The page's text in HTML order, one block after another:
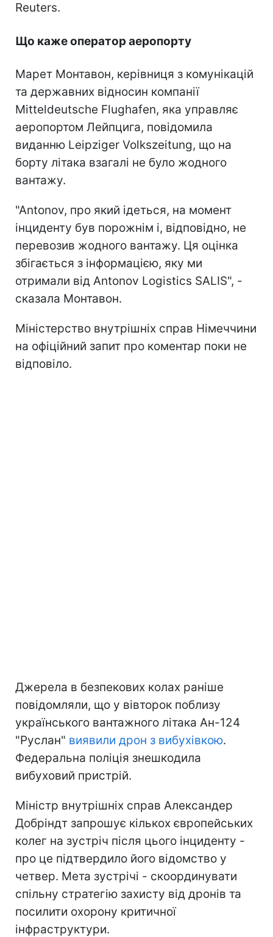
Reuters.
Що каже оператор аеропорту
Марет Монтавон, керівниця з комунікацій
та державних відносин компанії
Mitteldeutsche Flughafen, яка управляє
аеропортом Лейпцига, повідомила
виданню Leipziger Volkszeitung, що на
борту літака взагалі не було жодного
вантажу.
"Antonov, про який ідеться, на момент
інциденту був порожнім і, відповідно, не
перевозив жодного вантажу. Ця оцінка
збігається з інформацією, яку ми
отримали від Antonov Logistics SALIS", -
сказала Монтавон.
Міністерство внутрішніх справ Німеччини
на офіційний запит про коментар поки не
відповіло.
Джерела в безпекових колах раніше
повідомляли, що у вівторок поблизу
українського вантажного літака Ан-124
"Руслан" виявили дрон з вибухівкою.
Федеральна поліція знешкодила
вибуховий пристрій.
Міністр внутрішніх справ Александер
Добріндт запрошує кількох європейських
колег на зустріч після цього інциденту -
про це підтвердило його відомство у
четвер. Мета зустрічі - скоординувати
спільну стратегію захисту від дронів та
посилити охорону критичної
інфраструктури.